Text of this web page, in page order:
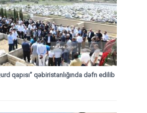
qapısı” qəbiristanlığında dəfn edilib